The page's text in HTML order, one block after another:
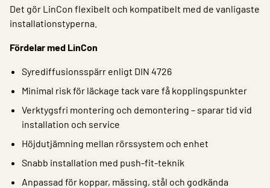
Det gör LinCon flexibelt och kompatibelt med de vanligaste
installationstyperna.
Fördelar med LinCon
Syrediffusionsspärr enligt DIN 4726
Minimal risk för läckage tack vare få kopplingspunkter
Verktygsfri montering och demontering – sparar tid vid
installation och service
Höjdutjämning mellan rörssystem och enhet
Snabb installation med push-fit‑teknik
Anpassad för koppar, mässing, stål och godkända